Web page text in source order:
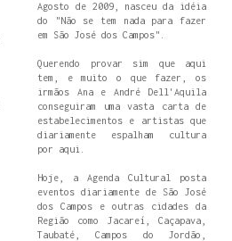
Agosto de 2009, nasceu da idéia
do "Não se tem nada para fazer
em São José dos Campos".
Querendo provar sim que aqui
tem, e muito o que fazer, os
irmãos Ana e André Dell'Aquila
conseguiram uma vasta carta de
estabelecimentos e artistas que
diariamente espalham cultura
por aqui.
Hoje, a Agenda Cultural posta
eventos diariamente de São José
dos Campos e outras cidades da
Região como Jacareí, Caçapava,
Taubaté, Campos do Jordão,